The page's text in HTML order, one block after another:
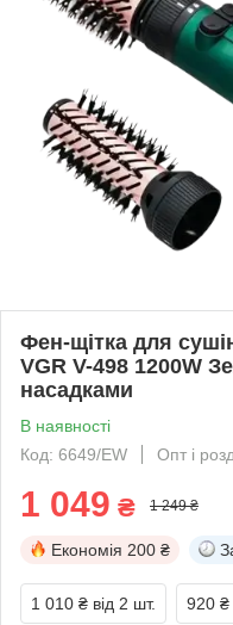
Фен-щітка для
VGR V-498 1200W
насадками
В наявності
Код: 6649/EW
Опт і
1 049 ₴ 1 249 ₴
Економія 200 ₴
1 010 ₴ від 2 шт. 920 ₴